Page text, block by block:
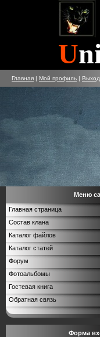
U
Главная | Мой профиль | Выход
Меню
Главная страница
Состав клана
Каталог файлов
Каталог статей
Форум
Фотоальбомы
Гостевая книга
Обратная связь
Форма